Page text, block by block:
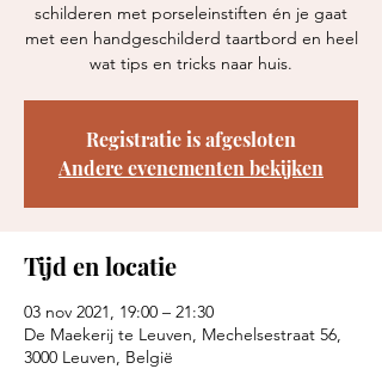
schilderen met porseleinstiften én je gaat
met een handgeschilderd taartbord en heel
wat tips en tricks naar huis.
Registratie is afgesloten
Andere evenementen bekijken
Tijd en locatie
03 nov 2021, 19:00 – 21:30
De Maekerij te Leuven, Mechelsestraat 56,
3000 Leuven, België